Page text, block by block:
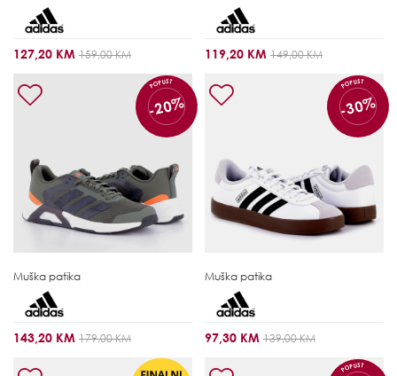
127,20 KM 159,00 KM 119,20 KM 149,00 KM
POPUST
-20%
Muška patika
143,20 KM 179,00 KM
POPUST
-30%
Muška patika
97,30 KM 139,00 KM
POPUST